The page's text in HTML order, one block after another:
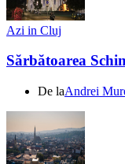
Azi in Cluj
Sărbătoarea
De laAndrei